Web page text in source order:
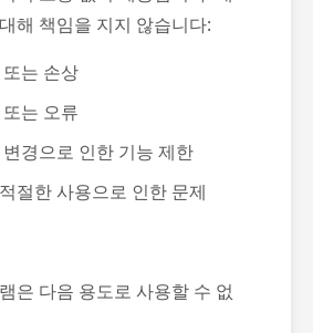
해 책임을 지지 않습니다:
는 손상
는 오류
경으로 인한 기능 제한
절한 사용으로 인한 문제
은 다음 용도로 사용할 수 없